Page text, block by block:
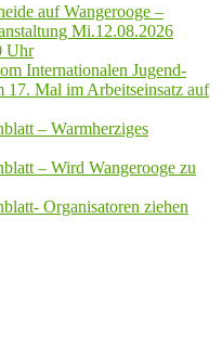
auf Wangerooge –
Mi.12.08.2026
Uhr
Internationalen Jugend-
17. Mal im Arbeitseinsatz auf
– Warmherziges
– Wird Wangerooge zu
Organisatoren ziehen